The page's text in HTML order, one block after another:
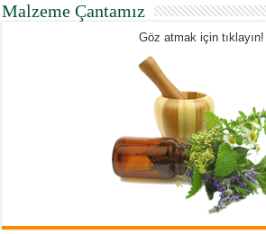
Malzeme Çantamız
Göz atmak için tıklayın!